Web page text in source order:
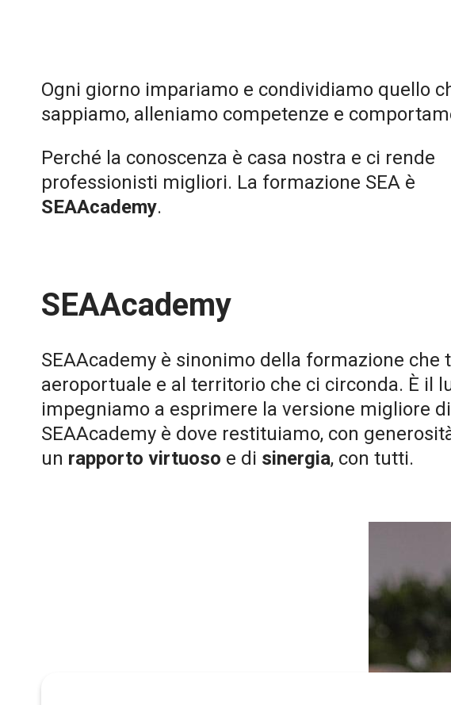
Ogni giorno impariamo e condividiamo quello
sappiamo, alleniamo competenze e
Perché la conoscenza è casa nostra e ci rende
professionisti migliori. La formazione SEA è
SEAAcademy.
SEAAcademy
SEAAcademy è sinonimo della formazione
aeroportuale e al territorio che ci circonda. È il
impegniamo a esprimere la versione migliore
SEAAcademy è dove restituiamo, con
un rapporto virtuoso e di sinergia, con tutti.